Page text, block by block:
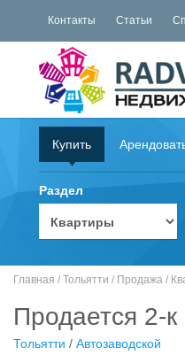
Контакты Статьи
Купить
Раздел
Главная / Тольятти / Продажа /
Продается 2-
Тольятти / Автозаводской